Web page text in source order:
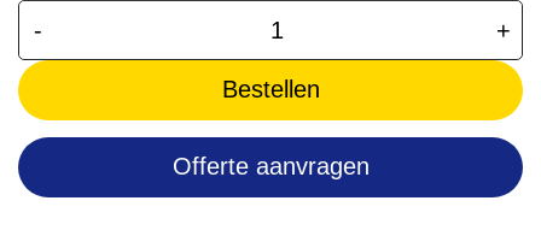
- +
Bestellen
Offerte aanvragen